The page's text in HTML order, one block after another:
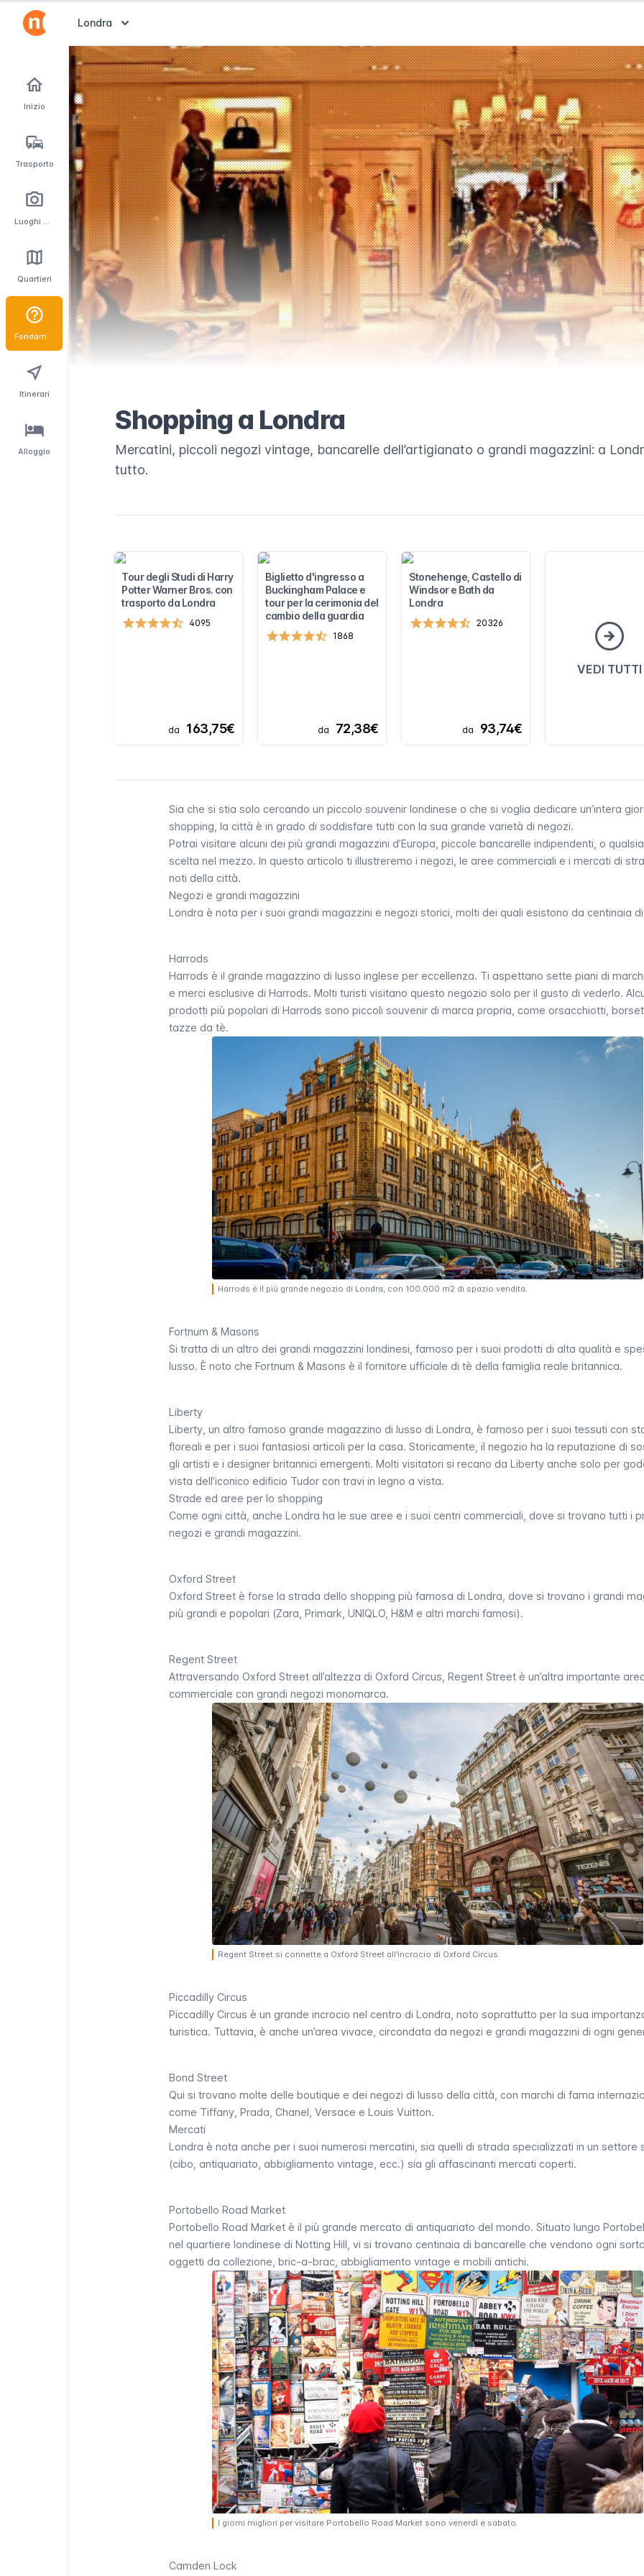
Inizio
Trasporto
Luoghi d'interesse
Quartieri
Fondamentali
Itinerari
Alloggio
Abrir selector de destinos
Londra
Shopping a Londra
Mercatini, piccoli negozi vintage, bancarelle dell’artigianato o grandi magazzini: a
tutto.
Tour degli Studi di Harry
Potter Warner Bros. con
trasporto da Londra
4095
da 163,75€
Biglietto d'ingresso a
Buckingham Palace e
tour per la cerimonia del
cambio della guardia
1868
da 72,38€
Stonehenge, Castello di
Windsor e Bath da
Londra
20326
da 93,74€
VEDI TUTTI
Sia che si stia solo cercando un piccolo souvenir londinese o che si voglia dedicare un’intera
shopping, la città è in grado di soddisfare tutti con la sua grande varietà di negozi.
Potrai visitare alcuni dei più grandi magazzini d’Europa, piccole bancarelle indipendenti, o
scelta nel mezzo. In questo articolo ti illustreremo i negozi, le aree commerciali e i mercati di
noti della città.
Negozi e grandi magazzini
Londra è nota per i suoi grandi magazzini e negozi storici, molti dei quali esistono da centinaia
Harrods
Harrods è il grande magazzino di lusso inglese per eccellenza. Ti aspettano sette piani di
e merci esclusive di Harrods. Molti turisti visitano questo negozio solo per il gusto di vederlo.
prodotti più popolari di Harrods sono piccoli souvenir di marca propria, come orsacchiotti,
tazze da tè.
Harrods è il più grande negozio di Londra, con 100.000 m2 di spazio vendita.
Fortnum & Masons
Si tratta di un altro dei grandi magazzini londinesi, famoso per i suoi prodotti di alta qualità e
lusso. È noto che Fortnum & Masons è il fornitore ufficiale di tè della famiglia reale britannica.
Liberty
Liberty , un altro famoso grande magazzino di lusso di Londra, è famoso per i suoi tessuti con
floreali e per i suoi fantasiosi articoli per la casa. Storicamente, il negozio ha la reputazione di
gli artisti e i designer britannici emergenti. Molti visitatori si recano da Liberty anche solo per
vista dell’iconico edificio Tudor con travi in legno a vista.
Strade ed aree per lo shopping
Come ogni città, anche Londra ha le sue aree e i suoi centri commerciali, dove si trovano tutti i
negozi e grandi magazzini.
Oxford Street
Oxford Street è forse la strada dello shopping più famosa di Londra, dove si trovano i grandi
più grandi e popolari (Zara, Primark, UNIQLO, H&M e altri marchi famosi).
Regent Street
Attraversando Oxford Street all’altezza di Oxford Circus Regent Street è un’altra importante
commerciale con grandi negozi monomarca.
Regent Street si connette a Oxford Street all’incrocio di Oxford Circus.
Piccadilly Circus
Piccadilly Circus è un grande incrocio nel centro di Londra, noto soprattutto per la sua
turistica. Tuttavia, è anche un’area vivace, circondata da negozi e grandi magazzini di ogni
Bond Street
Qui si trovano molte delle boutique e dei negozi di lusso della città, con marchi di fama
come Tiffany, Prada, Chanel, Versace e Louis Vuitton.
Mercati
Londra è nota anche per i suoi numerosi mercatini, sia quelli di strada specializzati in un settore
(cibo, antiquariato, abbigliamento vintage, ecc.) sia gli affascinanti mercati coperti.
Portobello Road Market
Portobello Road Market è il più grande mercato di antiquariato del mondo. Situato lungo
nel quartiere londinese di Notting Hill , vi si trovano centinaia di bancarelle che vendono ogni
oggetti da collezione, bric-a-brac , abbigliamento vintage e mobili antichi.
I giorni migliori per visitare Portobello Road Market sono venerdì e sabato.
Camden Lock